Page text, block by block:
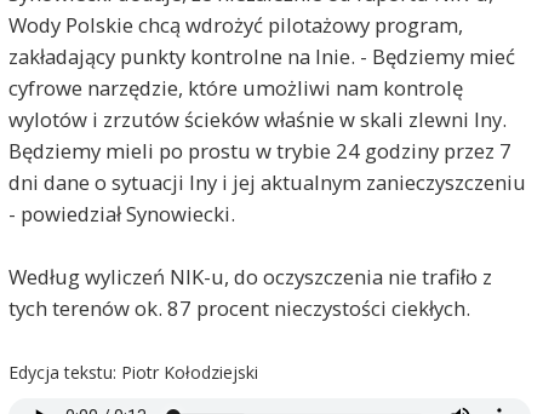
Wody Polskie chcą wdrożyć pilotażowy program,
zakładający punkty kontrolne na Inie. - Będziemy mieć
cyfrowe narzędzie, które umożliwi nam kontrolę
wylotów i zrzutów ścieków właśnie w skali zlewni Iny.
Będziemy mieli po prostu w trybie 24 godziny przez 7
dni dane o sytuacji Iny i jej aktualnym zanieczyszczeniu
- powiedział Synowiecki.
Według wyliczeń NIK-u, do oczyszczenia nie trafiło z
tych terenów ok. 87 procent nieczystości ciekłych.
Edycja tekstu: Piotr Kołodziejski